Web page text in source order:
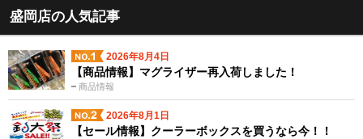
盛岡店の人気記事
2026年8月4日
商品情報
【商品情報】マグライザー再入荷しました！
2026年8月1日
【セール情報】クーラーボックスを買うなら今！！